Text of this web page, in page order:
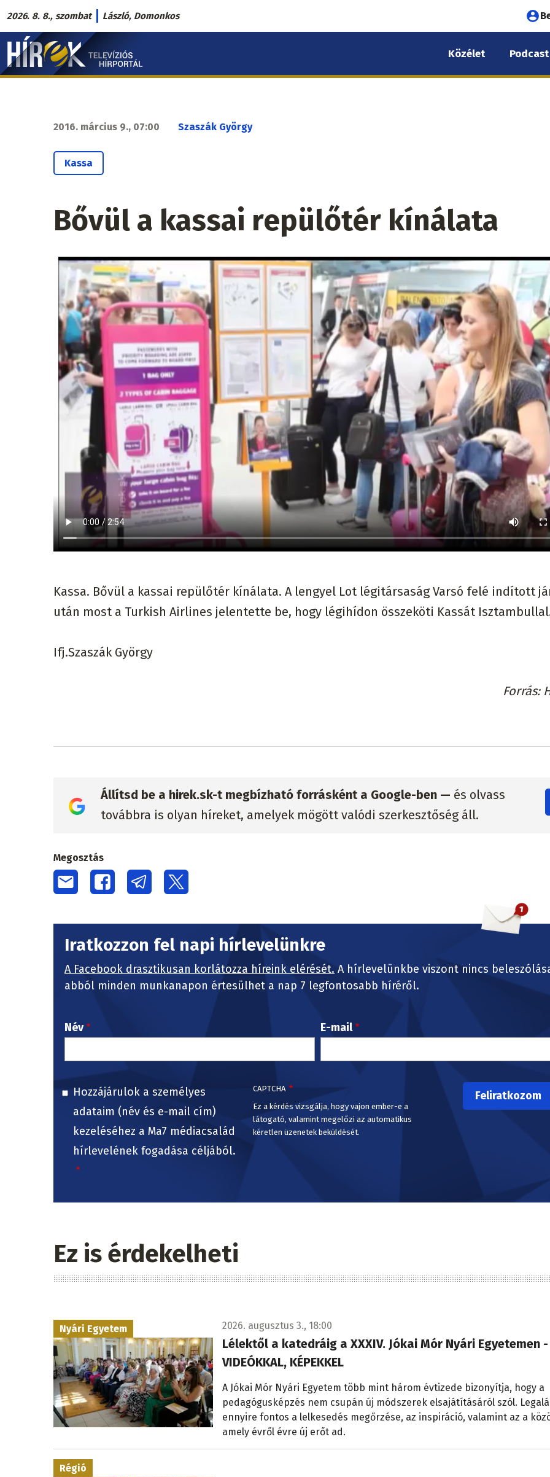
Ugrás
a
tartalomra
2026. 8. 8., szombat László, Domonkos
fiók
Hírek.sk
fő
Közélet Podcast
2016. március 9., 07:00 Szaszák György
Kassa
Bővül a kassai repülőtér kínálata
Kassa. Bővül a kassai repülőtér kínálata. A lengyel Lot légitársaság Varsó felé indított
után most a Turkish Airlines jelentette be, hogy légihídon összeköti Kassát
Ifj.Szaszák György
Forrás
Állítsd be a hirek.sk-t megbízható forrásként a Google-ben — és olvass
továbbra is olyan híreket, amelyek mögött valódi szerkesztőség áll.
Megosztás
Iratkozzon fel napi hírlevelünkre
A Facebook drasztikusan korlátozza híreink elérését. A hírlevelünkbe viszont nincs
abból minden munkanapon értesülhet a nap 7 legfontosabb híréről.
Név E-mail
Hozzájárulok a személyes
adataim (név és e-mail cím)
kezeléséhez a Ma7 médiacsalád
hírlevelének fogadása céljából.
CAPTCHA
Ez a kérdés vizsgálja, hogy vajon ember-e a
látogató, valamint megelőzi az automatikus
kéretlen üzenetek beküldését.
Ez is érdekelheti
Nyári Egyetem 2026. augusztus 3., 18:00
Lélektől a katedráig a XXXIV. Jókai Mór Nyári Egyetemen -
VIDEÓKKAL, KÉPEKKEL
A Jókai Mór Nyári Egyetem több mint három évtizede bizonyítja, hogy a
pedagógusképzés nem csupán új módszerek elsajátításáról szól.
ennyire fontos a lelkesedés megőrzése, az inspiráció, valamint az a
amely évről évre új erőt ad.
Régió